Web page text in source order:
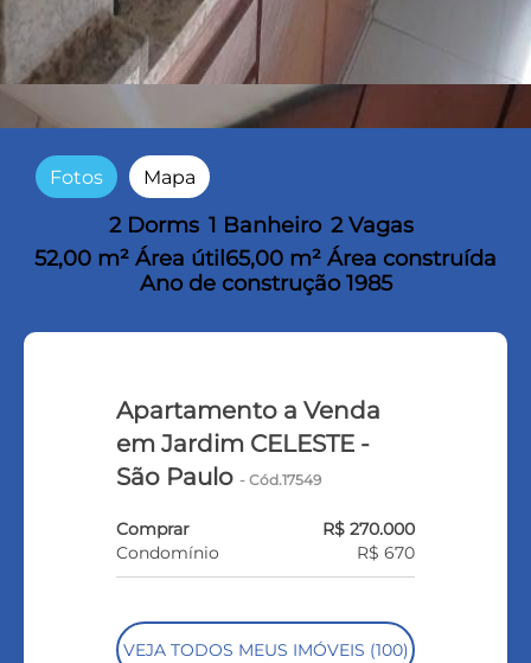
Fotos Mapa
2 Dorms 1 Banheiro 2 Vagas
52,00 m² Área útil 65,00 m² Área construída
Ano de construção 1985
Apartamento a Venda
em Jardim CELESTE -
São Paulo- Cód.17549
Comprar
R$ 270.000
Condomínio
R$ 670
VEJA TODOS MEUS IMÓVEIS (100)